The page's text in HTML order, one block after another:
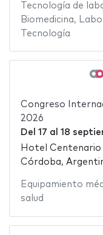
Tecnología de
Biomedicina,
Tecnología
Congreso
2026
Del 17 al 18
Hotel Centenario
Córdoba,
Equipamiento
salud